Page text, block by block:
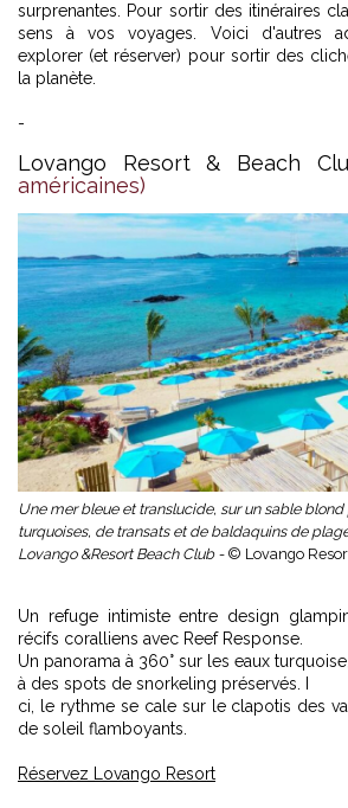
surprenantes. Pour sortir des itinéraires
sens à vos voyages. Voici d'autres
explorer (et réserver) pour sortir des
la planète.
-
Lovango Resort & Beach
américaines)
Une mer bleue et translucide, sur un sable
turquoises, de transats et de baldaquins de
Lovango &Resort Beach Club - © Lovango
Un refuge intimiste entre design
récifs coralliens avec Reef Response.
Un panorama à 360° sur les eaux
à des spots de snorkeling préservés. I
ci, le rythme se cale sur le clapotis des
de soleil flamboyants.
Réservez Lovango Resort